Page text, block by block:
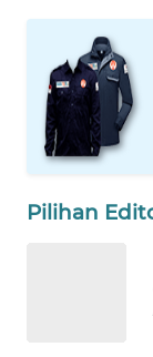
Pilihan
WAHANA
SELEB
WAHANA
PERSONA
WAHANA